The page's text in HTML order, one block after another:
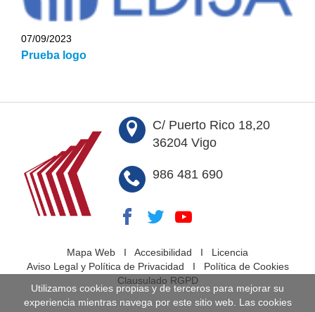
07/09/2023
Prueba logo
C/ Puerto Rico 18,20
36204 Vigo
986 481 690
Mapa Web I Accesibilidad I Licencia
Aviso Legal y Política de Privacidad I Política de Cookies
Clausulado RGPD
Utilizamos cookies propias y de terceros para mejorar su
experiencia mientras navega por este sitio web. Las cookies